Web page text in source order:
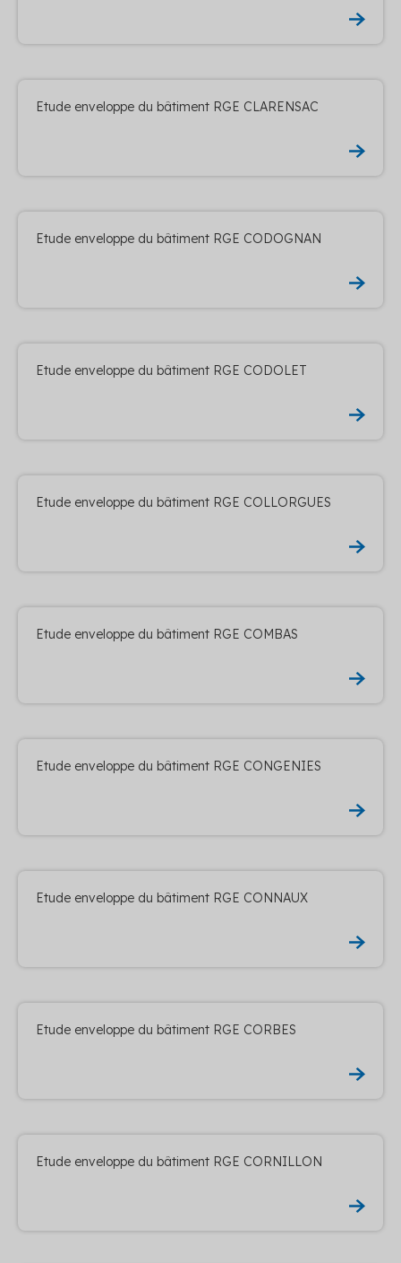
Etude enveloppe du bâtiment RGE CLARENSAC
Etude enveloppe du bâtiment RGE CODOGNAN
Etude enveloppe du bâtiment RGE CODOLET
Etude enveloppe du bâtiment RGE COLLORGUES
Etude enveloppe du bâtiment RGE COMBAS
Etude enveloppe du bâtiment RGE CONGENIES
Etude enveloppe du bâtiment RGE CONNAUX
Etude enveloppe du bâtiment RGE CORBES
Etude enveloppe du bâtiment RGE CORNILLON